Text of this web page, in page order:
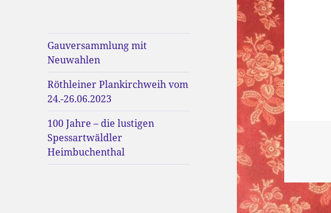
Gauversammlung mit
Neuwahlen
Röthleiner Plankirchweih vom
24.-26.06.2023
100 Jahre – die lustigen
Spessartwäldler
Heimbuchenthal